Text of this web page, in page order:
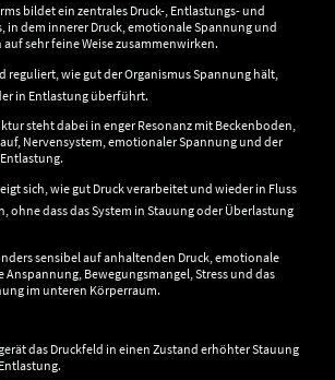
bildet ein zentrales Druck-, Entlastungs- und
in dem innerer Druck, emotionale Spannung und
sehr feine Weise zusammenwirken.
reguliert, wie gut der Organismus Spannung hält,
in Entlastung überführt.
steht dabei in enger Resonanz mit Beckenboden,
Nervensystem, emotionaler Spannung und der
sich, wie gut Druck verarbeitet und wieder in Fluss
ohne dass das System in Stauung oder Überlastung
sensibel auf anhaltenden Druck, emotionale
Bewegungsmangel, Stress und das
im unteren Körperraum.
das Druckfeld in einen Zustand erhöhter Stauung